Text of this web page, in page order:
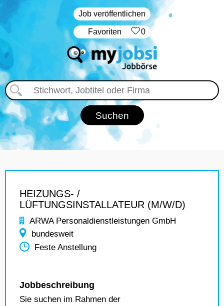
Job veröffentlichen
‏Favoriten 0
HEIZUNGS- /
LÜFTUNGSINSTALLATEUR (M/W/D)
ARWA Personaldienstleistungen GmbH
bundesweit
Feste Anstellung
Jobbeschreibung
Sie suchen im Rahmen der